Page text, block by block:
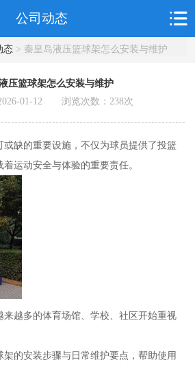
公司动态
态> 秦皇岛液压篮球架怎么安装与维护
压篮球架怎么安装与维护
01-12 浏览次数：238次
缺的重要设施，不仅为球员提供了投篮
运动安全与体验的重要责任。
来越多的体育场馆、学校、社区开始重视
的安装步骤与日常维护要点，帮助使用